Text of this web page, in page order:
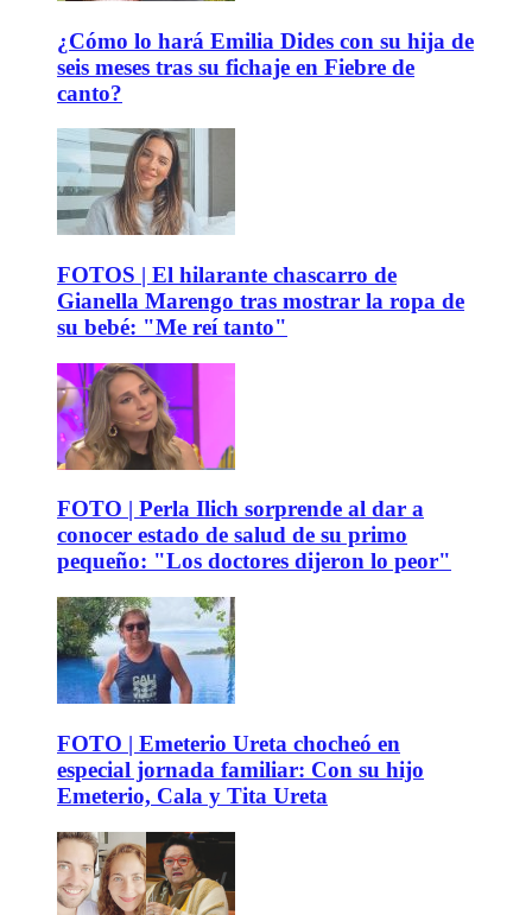
¿Cómo lo hará Emilia Dides con su hija de
seis meses tras su fichaje en Fiebre de
canto?
FOTOS | El hilarante chascarro de
Gianella Marengo tras mostrar la ropa de
su bebé: "Me reí tanto"
FOTO | Perla Ilich sorprende al dar a
conocer estado de salud de su primo
pequeño: "Los doctores dijeron lo peor"
FOTO | Emeterio Ureta chocheó en
especial jornada familiar: Con su hijo
Emeterio, Cala y Tita Ureta